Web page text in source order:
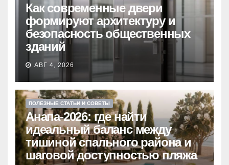
Как современные двери
формируют архитектуру и
безопасность общественных
зданий
АВГ 4, 2026
ПОЛЕЗНЫЕ СТАТЬИ И СОВЕТЫ
Анапа-2026: где найти
идеальный баланс между
тишиной спального района и
шаговой доступностью пляжа